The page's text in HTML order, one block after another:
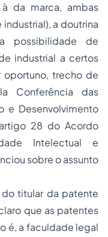
da marca, ambas
industrial), a doutrina
possibilidade de
industrial a certos
oportuno, trecho de
Conferência das
e Desenvolvimento
28 do Acordo
Intelectual e
sobre o assunto
titular da patente
que as patentes
é, a faculdade legal